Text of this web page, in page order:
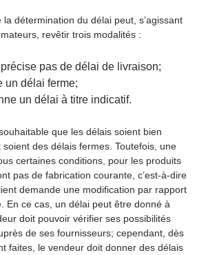
détermination du délai peut, s’agissant
revêtir trois modalités :
précise pas de délai de livraison;
un délai ferme;
un délai à titre indicatif.
que les délais soient bien
des délais fermes. Toutefois, une
certaines conditions, pour les produits
pas de fabrication courante, c’est-à-dire
demande une modification par rapport
En ce cas, un délai peut être donné à
doit pouvoir vérifier ses possibilités
de ses fournisseurs; cependant, dès
faites, le vendeur doit donner des délais